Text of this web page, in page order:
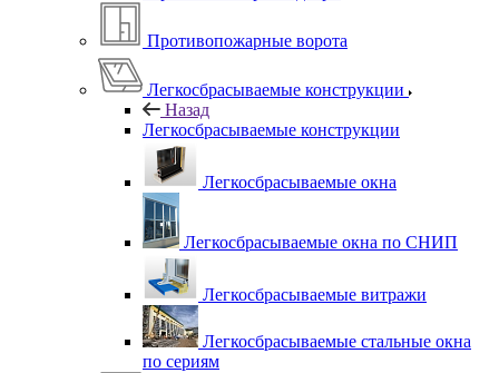
Противопожарные ворота
Легкосбрасываемые конструкции
Назад
Легкосбрасываемые конструкции
Легкосбрасываемые окна
Легкосбрасываемые окна по СНИП
Легкосбрасываемые витражи
Легкосбрасываемые стальные окна
по сериям